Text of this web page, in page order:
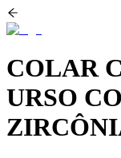
COLAR
URSO